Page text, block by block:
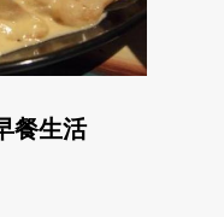
餐生活